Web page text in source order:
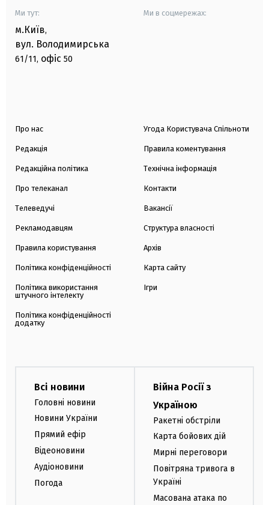
Ми тут:
м.Київ,
вул. Володимирська
61/11, офіс 50
Ми в соцмережах:
Про нас
Редакція
Редакційна політика
Про телеканал
Телеведучі
Рекламодавцям
Правила користування
Політика конфіденційності
Політика використання
штучного інтелекту
Політика конфіденційності
додатку
Угода Користувача Спільноти
Правила коментування
Технічна інформація
Контакти
Вакансії
Структура власності
Архів
Карта сайту
Ігри
Всі новини
Головні новини
Новини України
Прямий ефір
Відеоновини
Аудіоновини
Погода
Війна Росії з
Україною
Ракетні обстріли
Карта бойових дій
Мирні переговори
Повітряна тривога в
Україні
Масована атака по